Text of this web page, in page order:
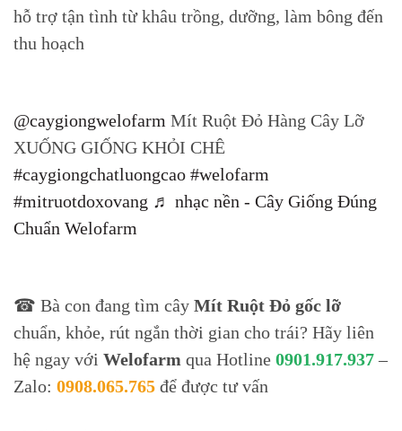
hỗ trợ tận tình từ khâu trồng, dưỡng, làm bông đến
thu hoạch
@caygiongwelofarm Mít Ruột Đỏ Hàng Cây Lỡ
XUỐNG GIỐNG KHỎI CHÊ
#caygiongchatluongcao #welofarm
#mitruotdoxovang ♬ nhạc nền - Cây Giống Đúng
Chuẩn Welofarm
☎ Bà con đang tìm cây Mít Ruột Đỏ gốc lỡ
chuẩn, khỏe, rút ngắn thời gian cho trái? Hãy liên
hệ ngay với Welofarm qua Hotline 0901.917.937–
Zalo: 0908.065.765 để được tư vấn